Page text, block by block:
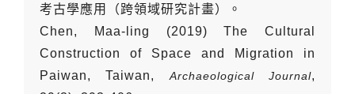
考古學應用（跨領域研究計畫）。
Chen, Maa-ling (2019) The Cultural
Construction of Space and Migration in
Paiwan, Taiwan, Archaeological Journal,